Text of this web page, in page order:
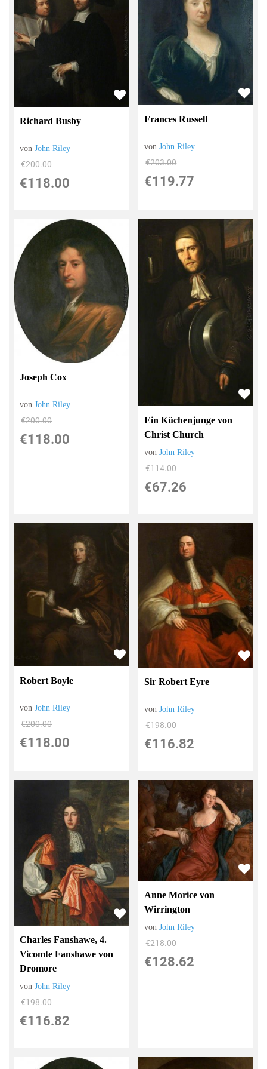
Richard Busby
vonJohn Riley
€200.00
€118.00
Frances Russell
vonJohn Riley
€203.00
€119.77
Joseph Cox
vonJohn Riley
€200.00
€118.00
Ein Küchenjunge von
Christ Church
vonJohn Riley
€114.00
€67.26
Robert Boyle
vonJohn Riley
€200.00
€118.00
Sir Robert Eyre
vonJohn Riley
€198.00
€116.82
Charles Fanshawe, 4.
Vicomte Fanshawe von
Dromore
vonJohn Riley
€198.00
€116.82
Anne Morice von
Wirrington
vonJohn Riley
€218.00
€128.62